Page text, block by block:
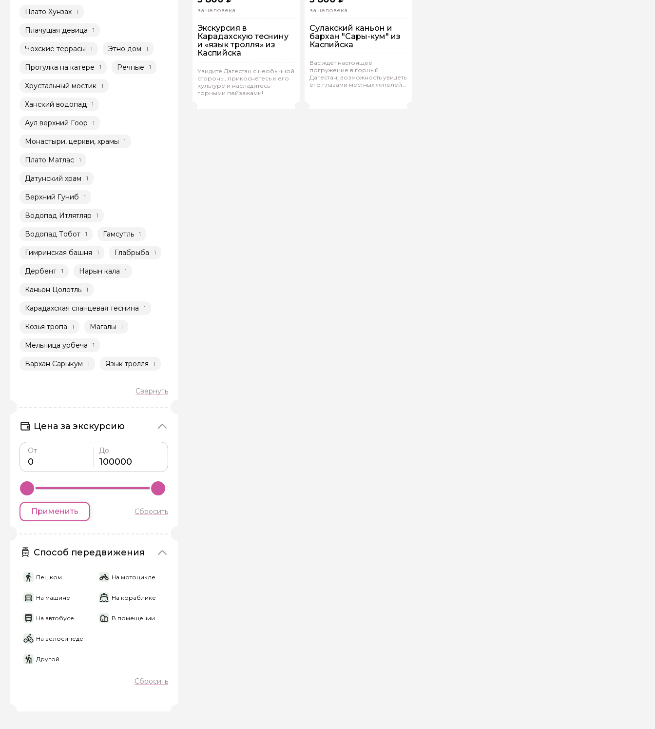
Плато Хунзах 1
Плачущая девица 1
Чохские террасы 1 Этно дом 1
Прогулка на катере 1 Речные 1
Хрустальный мостик 1
Ханский водопад 1
Аул верхний Гоор 1
Монастыри, церкви, храмы 1
Плато Матлас 1
Датунский храм 1
Верхний Гуниб 1
Водопад Итлятляр 1
Водопад Тобот 1 Гамсутль 1
Гимринская башня 1 Глабрыба 1
Дербент 1 Нарын кала 1
Каньон Цолотль 1
Карадахская сланцевая теснина 1
Козья тропа 1 Магалы 1
Мельница урбеча 1
Бархан Сарыкум 1 Язык тролля 1
Цена за экскурсию
От До
Применить Сбросить
Способ передвижения
Пешком На мотоцикле
На машине На кораблике
На автобусе В помещении
На велосипеде
Другой
Сбросить
за человека
Экскурсия в
Карадахскую теснину
и «язык тролля» из
Каспийска
Увидите Дагестан с необычной
стороны, прикоснётесь к его
культуре и насладитесь
горными пейзажами!
Групповая На автобусе
за человека
Сулакский каньон и
бархан "Сары-кум" из
Каспийска
Вас ждёт настоящее
погружение в горный
Дагестан, возможность увидеть
его глазами местных жителей
Групповая На автобусе
Отправить